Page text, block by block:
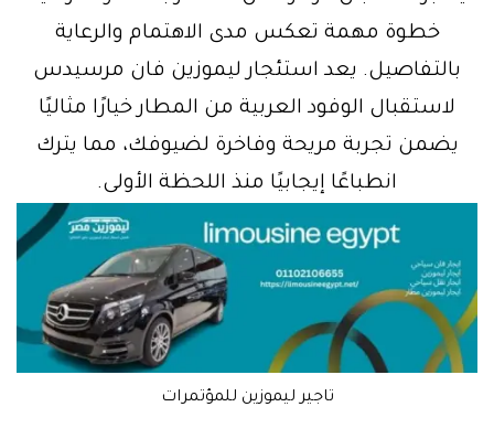
خطوة مهمة تعكس مدى الاهتمام والرعاية
بالتفاصيل. يعد استئجار ليموزين فان مرسيدس
لاستقبال الوفود العربية من المطار خيارًا مثاليًا
يضمن تجربة مريحة وفاخرة لضيوفك، مما يترك
انطباعًا إيجابيًا منذ اللحظة الأولى.
تاجير ليموزين للمؤتمرات